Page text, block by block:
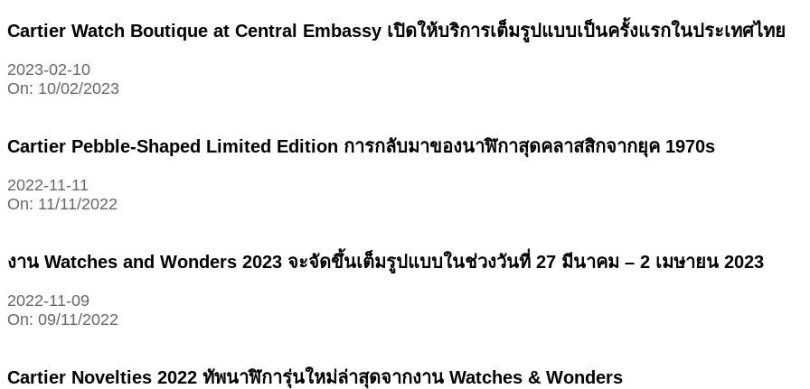
Cartier Watch Boutique at Central Embassy เปิดให้บริการเต็มรูปแบบเป็นครั้งแรกในประเทศไทย
2023-02-10
On: 10/02/2023
Cartier Pebble-Shaped Limited Edition การกลับมาของนาฬิกาสุดคลาสสิกจากยุค 1970s
2022-11-11
On: 11/11/2022
งาน Watches and Wonders 2023 จะจัดขึ้นเต็มรูปแบบในช่วงวันที่ 27 มีนาคม – 2 เมษายน 2023
2022-11-09
On: 09/11/2022
Cartier Novelties 2022 ทัพนาฬิการุ่นใหม่ล่าสุดจากงาน Watches & Wonders